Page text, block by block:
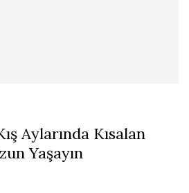
Aylarında Kısalan
Yaşayın